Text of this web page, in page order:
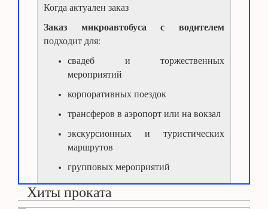
Когда актуален заказ
Заказ микроавтобуса с водителем
подходит для:
свадеб и торжественных
мероприятий
корпоративных поездок
трансферов в аэропорт или на вокзал
экскурсионных и туристических
маршрутов
групповых мероприятий
Хиты проката